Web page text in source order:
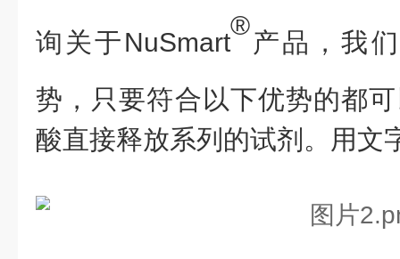
询关于NuSmart
®
产品，我
势，只要符合以下优势的都
酸直接释放系列的试剂。用文